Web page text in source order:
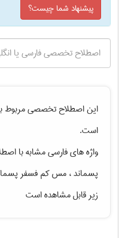
پیشنهاد شما چیست؟
این اصطلاح تخصصی مربوط
است.
واژه های فارسی مشابه با
پسماند ، مس کم فسفر
زیر قابل مشاهده است